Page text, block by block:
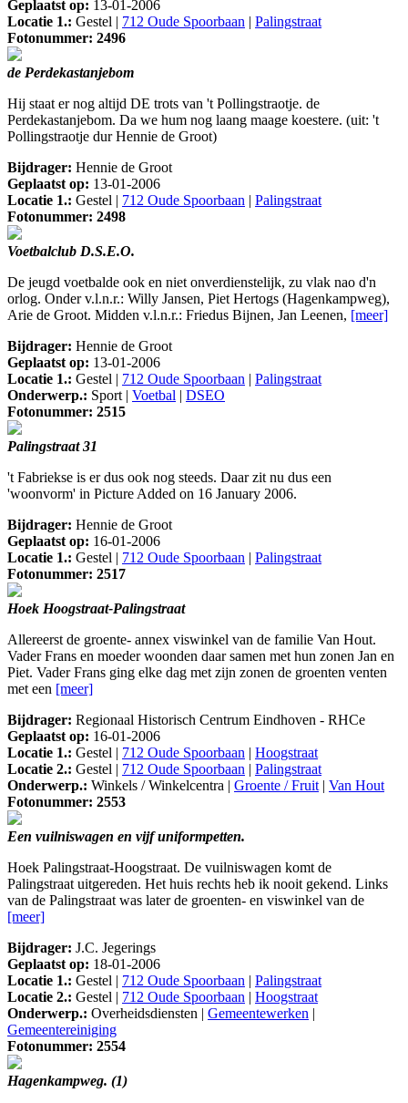
Geplaatst op: 13-01-2006
Locatie 1.: Gestel | 712 Oude Spoorbaan | Palingstraat
Fotonummer: 2496
de Perdekastanjebom
Hij staat er nog altijd DE trots van 't Pollingstraotje. de
Perdekastanjebom. Da we hum nog laang maage koestere. (uit: 't
Pollingstraotje dur Hennie de Groot)
Bijdrager: Hennie de Groot
Geplaatst op: 13-01-2006
Locatie 1.: Gestel | 712 Oude Spoorbaan | Palingstraat
Fotonummer: 2498
Voetbalclub D.S.E.O.
De jeugd voetbalde ook en niet onverdienstelijk, zu vlak nao d'n
orlog. Onder v.l.n.r.: Willy Jansen, Piet Hertogs (Hagenkampweg),
Arie de Groot. Midden v.l.n.r.: Friedus Bijnen, Jan Leenen, [meer]
Bijdrager: Hennie de Groot
Geplaatst op: 13-01-2006
Locatie 1.: Gestel | 712 Oude Spoorbaan | Palingstraat
Onderwerp.: Sport | Voetbal | DSEO
Fotonummer: 2515
Palingstraat 31
't Fabriekse is er dus ook nog steeds. Daar zit nu dus een
'woonvorm' in Picture Added on 16 January 2006.
Bijdrager: Hennie de Groot
Geplaatst op: 16-01-2006
Locatie 1.: Gestel | 712 Oude Spoorbaan | Palingstraat
Fotonummer: 2517
Hoek Hoogstraat-Palingstraat
Allereerst de groente- annex viswinkel van de familie Van Hout.
Vader Frans en moeder woonden daar samen met hun zonen Jan en
Piet. Vader Frans ging elke dag met zijn zonen de groenten venten
met een [meer]
Bijdrager: Regionaal Historisch Centrum Eindhoven - RHCe
Geplaatst op: 16-01-2006
Locatie 1.: Gestel | 712 Oude Spoorbaan | Hoogstraat
Locatie 2.: Gestel | 712 Oude Spoorbaan | Palingstraat
Onderwerp.: Winkels / Winkelcentra | Groente / Fruit| Van Hout
Fotonummer: 2553
Een vuilniswagen en vijf uniformpetten.
Hoek Palingstraat-Hoogstraat. De vuilniswagen komt de
Palingstraat uitgereden. Het huis rechts heb ik nooit gekend. Links
van de Palingstraat was later de groenten- en viswinkel van de
[meer]
Bijdrager: J.C. Jegerings
Geplaatst op: 18-01-2006
Locatie 1.: Gestel | 712 Oude Spoorbaan | Palingstraat
Locatie 2.: Gestel | 712 Oude Spoorbaan | Hoogstraat
Onderwerp.: Overheidsdiensten | Gemeentewerken |
Gemeentereiniging
Fotonummer: 2554
Hagenkampweg. (1)